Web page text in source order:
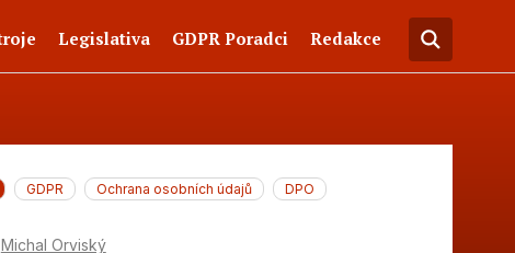
Legislativa GDPR Poradci Redakce
GDPR Ochrana osobních údajů DPO
Michal Orviský